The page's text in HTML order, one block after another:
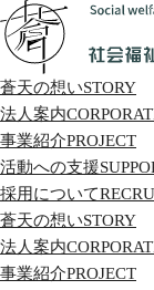
蒼天の想いSTORY
法人案内
事業紹介PROJECT
活動への支援
採用について
蒼天の想いSTORY
法人案内
事業紹介PROJECT